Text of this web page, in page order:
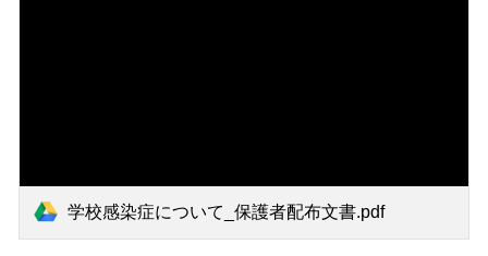
学校感染症について_保護者配布文書.pdf